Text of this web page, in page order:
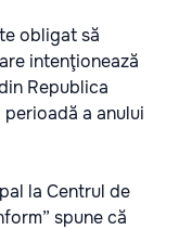
obligat să
intenţionează
Republica
a anului
la Centrul de
spune că